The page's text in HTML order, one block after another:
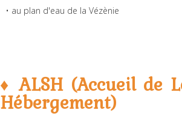
• au plan d'eau de la Vézènie
♦ ALSH (Accueil de
Hébergement)